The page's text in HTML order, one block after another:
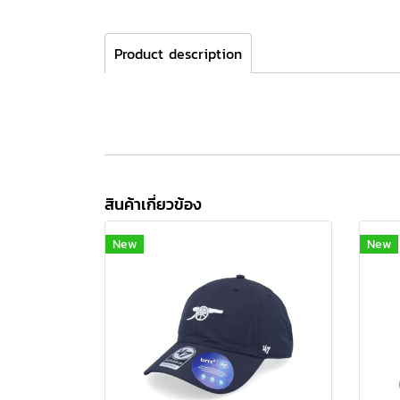
Product description
สินค้าเกี่ยวข้อง
New New